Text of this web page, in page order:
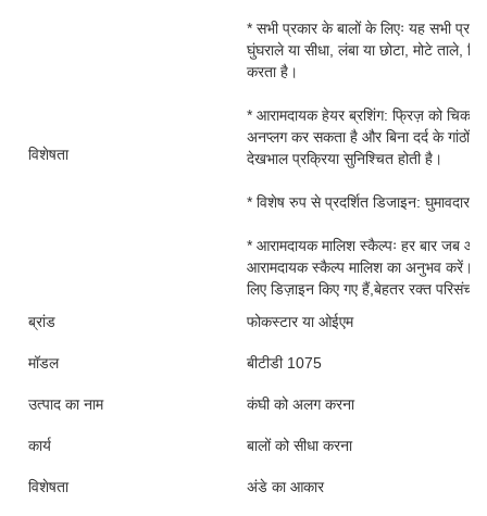
विशेषता
* सभी प्रकार के बालों के लिएः यह सभी
घुंघराले या सीधा, लंबा या छोटा, मोटे ताले,
करता है।
* आरामदायक हेयर ब्रशिंग: फ्रिज़ को
अनप्लग कर सकता है और बिना दर्द के गांठों
देखभाल प्रक्रिया सुनिश्चित होती है।
* विशेष रुप से प्रदर्शित डिजाइन: घुमावदार
* आरामदायक मालिश स्कैल्पः हर बार जब
आरामदायक स्कैल्प मालिश का अनुभव
लिए डिज़ाइन किए गए हैं,बेहतर रक्त
ब्रांड
फोकस्टार या ओईएम
मॉडल बीटीडी 1075
उत्पाद का नाम कंघी को अलग करना
कार्य बालों को सीधा करना
विशेषता अंडे का आकार